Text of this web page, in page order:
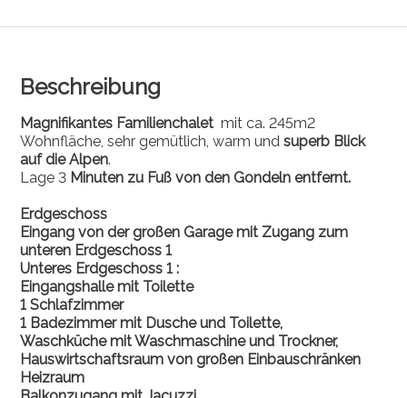
Beschreibung
Magnifikantes Familienchalet mit ca. 245m2
Wohnfläche, sehr gemütlich, warm undsuperb Blick
auf die Alpen.
Lage 3 Minuten zu Fuß von den Gondeln entfernt.
Erdgeschoss
Eingang von der großen Garage mit Zugang zum
unteren Erdgeschoss 1
Unteres Erdgeschoss 1 :
Eingangshalle mit Toilette
1 Schlafzimmer
1 Badezimmer mit Dusche und Toilette,
Waschküche mit Waschmaschine und Trockner,
Hauswirtschaftsraum von großen Einbauschränken
Heizraum